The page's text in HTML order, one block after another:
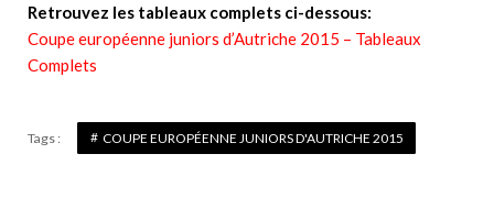
Retrouvez les tableaux complets ci-dessous:
Coupe européenne juniors d’Autriche 2015 – Tableaux
Complets
Tags : COUPE EUROPÉENNE JUNIORS D'AUTRICHE 2015